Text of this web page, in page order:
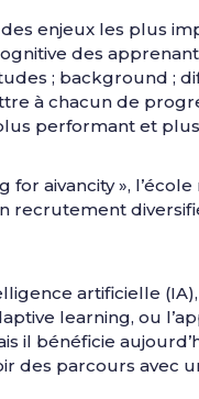
des enjeux les plus
des
; background ;
à chacun de
performant et
for aivancity »,
recrutement
artificielle
learning, ou
il bénéficie
des parcours avec